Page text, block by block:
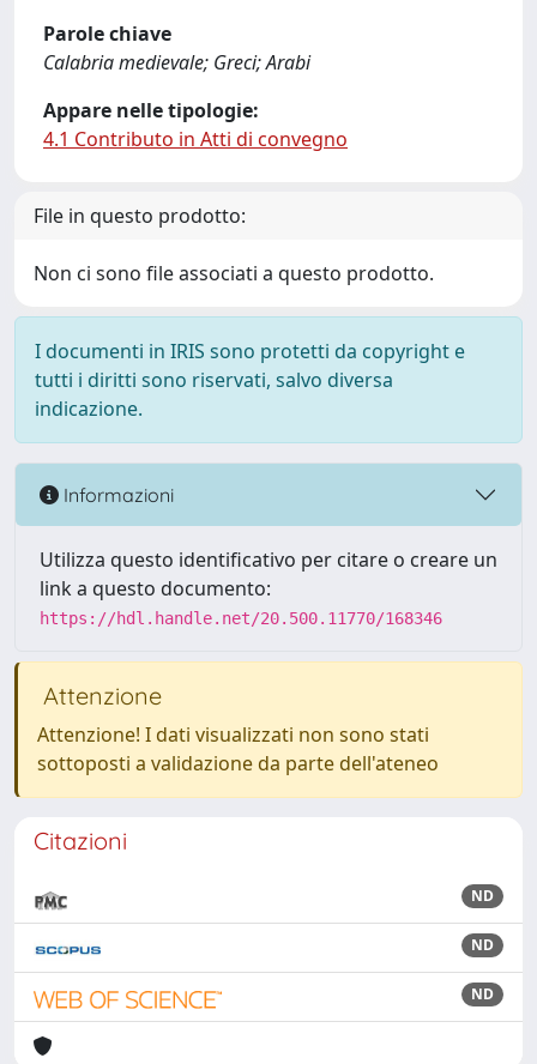
Parole chiave
Calabria medievale; Greci; Arabi
Appare nelle tipologie:
4.1 Contributo in Atti di convegno
File in questo prodotto:
Non ci sono file associati a questo prodotto.
I documenti in IRIS sono protetti da copyright e
tutti i diritti sono riservati, salvo diversa
indicazione.
Informazioni
Utilizza questo identificativo per citare o creare un
link a questo documento:
https://hdl.handle.net/20.500.11770/168346
Attenzione
Attenzione! I dati visualizzati non sono stati
sottoposti a validazione da parte dell'ateneo
Citazioni
ND
ND
ND